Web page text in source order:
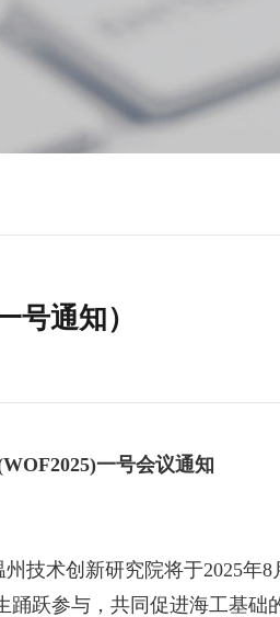
通知）
一号会议通知
术创新研究院将于2025年8
跃参与，共同促进海工基础